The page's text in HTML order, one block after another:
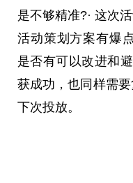
是不够精准?· 这次
活动策划方案有爆
是否有可以改进和
获成功，也同样需
下次投放。